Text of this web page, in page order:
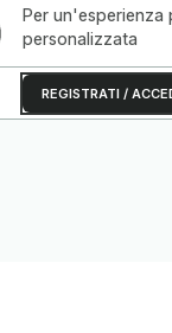
Per un'esperienza
personalizzata
REGISTRATI /